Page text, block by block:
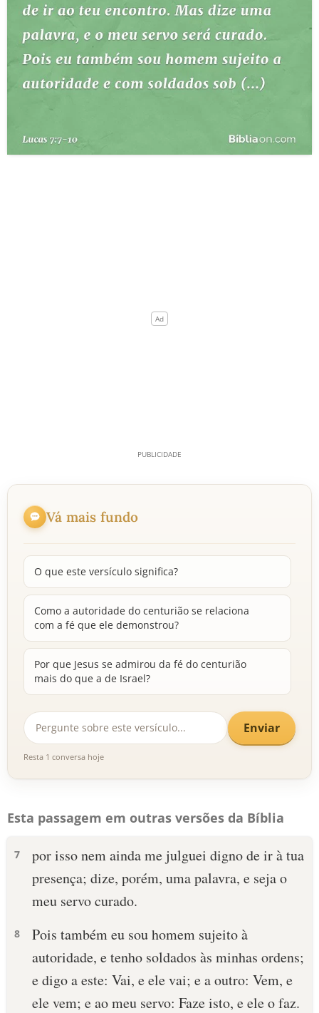
Vá mais fundo
O que este versículo significa?
Como a autoridade do centurião se relaciona
com a fé que ele demonstrou?
Por que Jesus se admirou da fé do centurião
mais do que a de Israel?
Enviar
Resta 1 conversa hoje
Esta passagem em outras versões da Bíblia
7
por isso nem ainda me julguei digno de ir à tua
presença; dize, porém, uma palavra, e seja o
meu servo curado.
8
Pois também eu sou homem sujeito à
autoridade, e tenho soldados às minhas ordens;
e digo a este: Vai, e ele vai; e a outro: Vem, e
ele vem; e ao meu servo: Faze isto, e ele o faz.